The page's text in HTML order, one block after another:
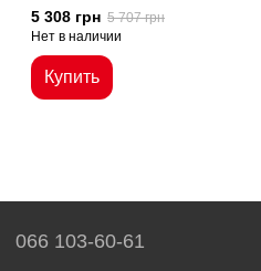
5 308 грн 5 707 грн
Нет в наличии
Купить
066 103-60-61